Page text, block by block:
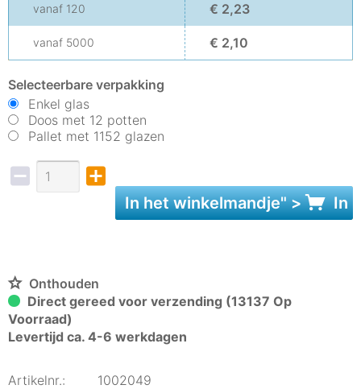
vanaf 120 € 2,23
vanaf 5000 € 2,10
Selecteerbare verpakking
Enkel glas
Doos met 12 potten
Pallet met 1152 glazen
In hetwinkelmandje" > In
Onthouden
Direct gereed voor verzending (13137 Op
Voorraad)
Levertijd ca. 4-6 werkdagen
Artikelnr.:
1002049